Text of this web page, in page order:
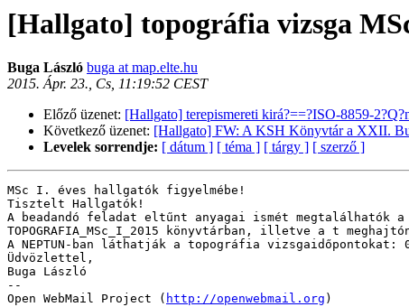
[Hallgato] topográfia vizsga
Buga László buga at map.elte.hu
2015. Ápr. 23., Cs, 11:19:52 CEST
Előző üzenet: [Hallgato] terepismereti kirá?==?ISO-8859-
Következő üzenet: [Hallgato] FW: A KSH Könyvtár a XXII.
Levelek sorrendje: [ dátum ] [ téma ] [ tárgy ] [ szerző ]
MSc I. éves hallgatók figyelmébe!
Tisztelt Hallgatók!
A beadandó feladat eltűnt anyagai ismét megtalálhatók a
TOPOGRAFIA_MSc_I_2015 könyvtárban, illetve a t
A NEPTUN-ban láthatják a topográfia
Üdvözlettel,
Buga László
--
Open WebMail Project ( http://openwebmail.org )